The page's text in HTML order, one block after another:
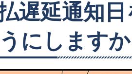
遅延通知
にします